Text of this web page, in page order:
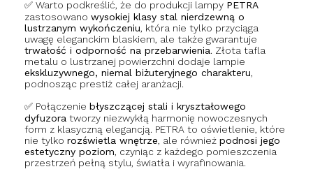
✅ Warto podkreślić, że do produkcji lampy PETRA
zastosowano wysokiej klasy stal nierdzewną o
lustrzanym wykończeniu, która nie tylko przyciąga
uwagę eleganckim blaskiem, ale także gwarantuje
trwałość i odporność na przebarwienia. Złota tafla
metalu o lustrzanej powierzchni dodaje lampie
ekskluzywnego, niemal biżuteryjnego charakteru,
podnosząc prestiż całej aranżacji.
✅ Połączenie błyszczącej stali i kryształowego
dyfuzora tworzy niezwykłą harmonię nowoczesnych
form z klasyczną elegancją. PETRA to oświetlenie, które
nie tylko rozświetla wnętrze, ale również podnosi jego
estetyczny poziom, czyniąc z każdego pomieszczenia
przestrzeń pełną stylu, światła i wyrafinowania.